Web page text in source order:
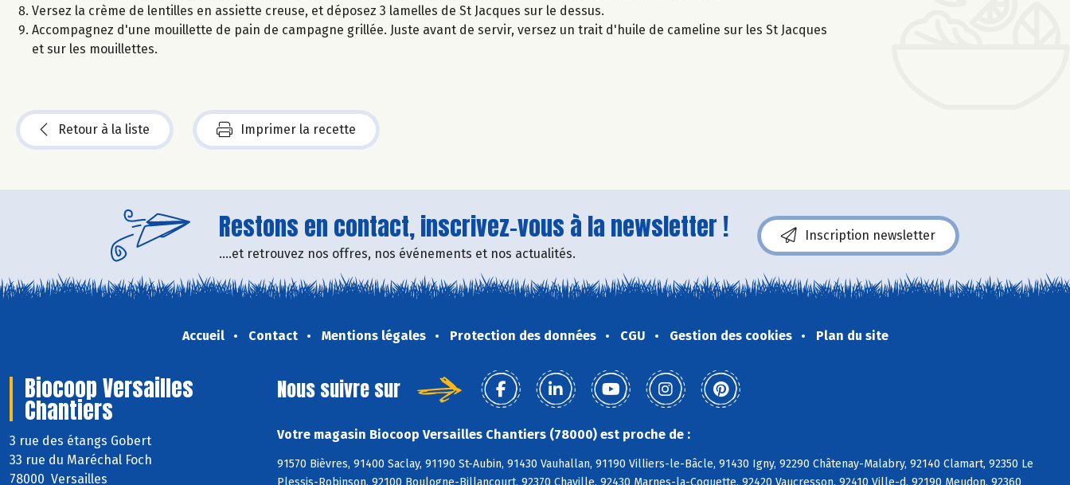
Versez la crème de lentilles en assiette creuse, et déposez 3 lamelles de St Jacques sur le dessus.
Accompagnez d'une mouillette de pain de campagne grillée. Juste avant de servir, versez un trait d'huile de cameline sur les St Jacques
et sur les mouillettes.
Retour à la liste Imprimer la recette
Restons en contact, inscrivez-vous à la newsletter !
....et retrouvez nos offres, nos événements et nos actualités.
Inscription newsletter
Accueil Contact Mentions légales Protection des données CGU Gestion des cookies Plan du site
Biocoop Versailles
Chantiers
3 rue des étangs Gobert
33 rue du Maréchal Foch
78000 Versailles
Nous suivre sur
Votre magasin Biocoop Versailles Chantiers (78000) est proche de :
91570 Bièvres, 91400 Saclay, 91190 St-Aubin, 91430 Vauhallan, 91190 Villiers-le-Bâcle, 91430 Igny, 92290 Châtenay-Malabry, 92140 Clamart, 92350 Le
Plessis-Robinson, 92100 Boulogne-Billancourt, 92370 Chaville, 92430 Marnes-la-Coquette, 92420 Vaucresson, 92410 Ville-d, 92190 Meudon, 92360